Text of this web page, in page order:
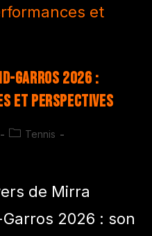
Garros 2026 :
et Perspectives
Tennis
de Mirra
2026 : son